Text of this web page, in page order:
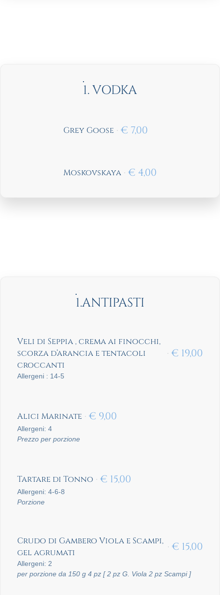
1. VODKA
Grey Goose € 7,00
Moskovskaya € 4,00
1.ANTIPASTI
Veli di Seppia , crema ai finocchi,
scorza d’arancia e tentacoli
croccanti
€ 19,00
Allergeni : 14-5
Alici Marinate € 9,00
Allergeni: 4
Prezzo per porzione
Tartare di Tonno € 15,00
Allergeni: 4-6-8
Porzione
Crudo di Gambero Viola e Scampi,
gel agrumati
€ 15,00
Allergeni: 2
per porzione da 150 g 4 pz [ 2 pz G. Viola 2 pz Scampi ]